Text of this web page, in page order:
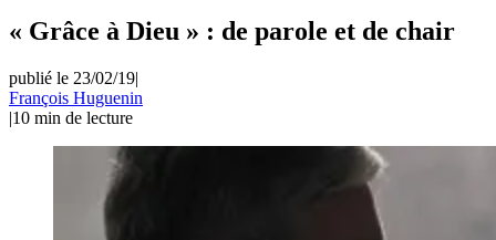
« Grâce à Dieu » : de parole et de chair
publié le 23/02/19|
François Huguenin
|10 min de lecture